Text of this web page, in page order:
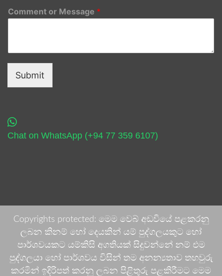
Comment or Message *
Submit
Chat on WhatsApp (+94 77 359 6107)
Copyrights protected: මෙම වෙබ් අඩවියේ පළකරනු
ලබන කිනම් හෝ දෙයකින් යම් පුද්ගලයකුට හෝ
පාර්ශවයකට යම්කිසි අගතියක් සිදුවන්නේ නම් එම
පුද්ගලයා හෝ පාර්ශවය විසින් තම අනන්‍යතාව තහවුරු
කරමින් ඉදිරිපත් කරනු ලබන පිළිතුරු පළකිරීමට මෙම